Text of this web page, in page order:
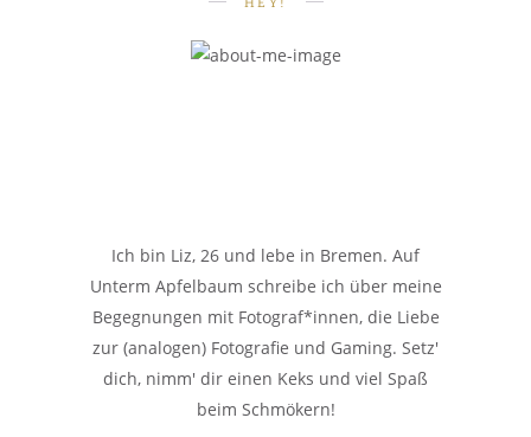
Ich bin Liz, 26 und lebe in Bremen. Auf
Unterm Apfelbaum schreibe ich über meine
Begegnungen mit Fotograf*innen, die Liebe
zur (analogen) Fotografie und Gaming. Setz'
dich, nimm' dir einen Keks und viel Spaß
beim Schmökern!